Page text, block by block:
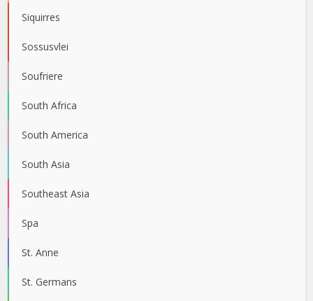
Siquirres
Sossusvlei
Soufriere
South Africa
South America
South Asia
Southeast Asia
Spa
St. Anne
St. Germans